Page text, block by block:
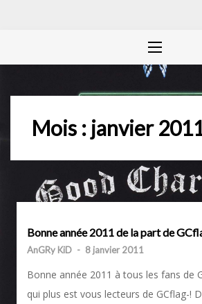
Mois : janvier
Bonne année 2011 de la part de
AnGRy KiD - 8 janvier 2011
Bonne année 2011 à tous les fans de
qui plus est vous lecteurs de GCflag-!